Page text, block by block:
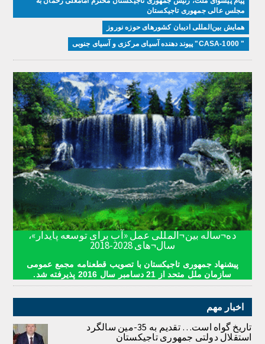
مجلس عالی جمهوری تاجیکستان
همایش بین‌المللی ادیبان کشور‌های حوزه نوروز
" CASA-1000" پیوند دهنده آسیای مرکزی و آسیای جنوبی
ده¬ساله بین¬المللی عمل «آب برای توسعه پایدار»،
سال¬های 2028-2018
پیشنهاد جمهوری تاجیکستان با تصویب قطعنامه مجمع عمومی
سازمان ملل متحد از 21 دسامبر سال 2016 پذیرفته شد.
اخبار مهم
تاریخ گواه است… تقدیم به 35-مین سالگرد
استقلال دولتی جمهوری تاجیکستان